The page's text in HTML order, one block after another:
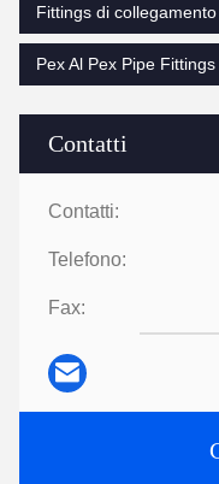
Contatti
Contatti:
Telefono:
Fax:
Fittings di
Pex Al Pex Pipe Fittings